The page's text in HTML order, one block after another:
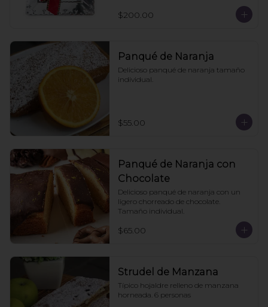
$200.00
Panqué de Naranja
Delicioso panqué de naranja tamaño
individual.
$55.00
Panqué de Naranja con
Chocolate
Delicioso panqué de naranja con un
ligero chorreado de chocolate.
Tamaño individual.
$65.00
Strudel de Manzana
Típico hojaldre relleno de manzana
horneada. 6 personas